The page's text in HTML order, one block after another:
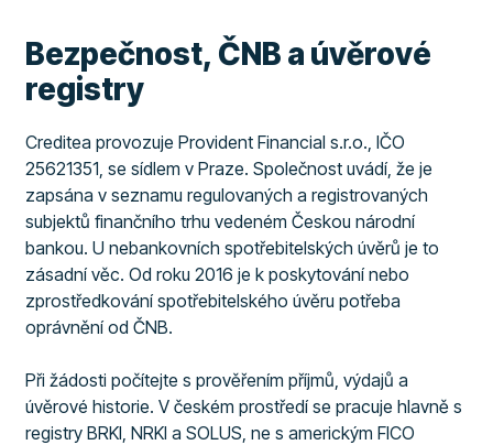
Bezpečnost, ČNB a úvěrové
registry
Creditea provozuje Provident Financial s.r.o., IČO
25621351, se sídlem v Praze. Společnost uvádí, že je
zapsána v seznamu regulovaných a registrovaných
subjektů finančního trhu vedeném Českou národní
bankou. U nebankovních spotřebitelských úvěrů je to
zásadní věc. Od roku 2016 je k poskytování nebo
zprostředkování spotřebitelského úvěru potřeba
oprávnění od ČNB.
Při žádosti počítejte s prověřením příjmů, výdajů a
úvěrové historie. V českém prostředí se pracuje hlavně s
registry BRKI, NRKI a SOLUS, ne s americkým FICO